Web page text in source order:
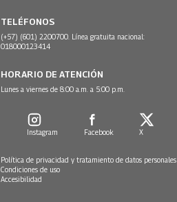
TELÉFONOS
(+57) (601) 2200700. Línea gratuita nacional:
018000123414
HORARIO DE ATENCIÓN
Lunes a viernes de 8:00 a.m. a 5:00 p.m.
Instagram Facebook X
Política de privacidad y tratamiento de datos personales
Condiciones de uso
Accesibilidad